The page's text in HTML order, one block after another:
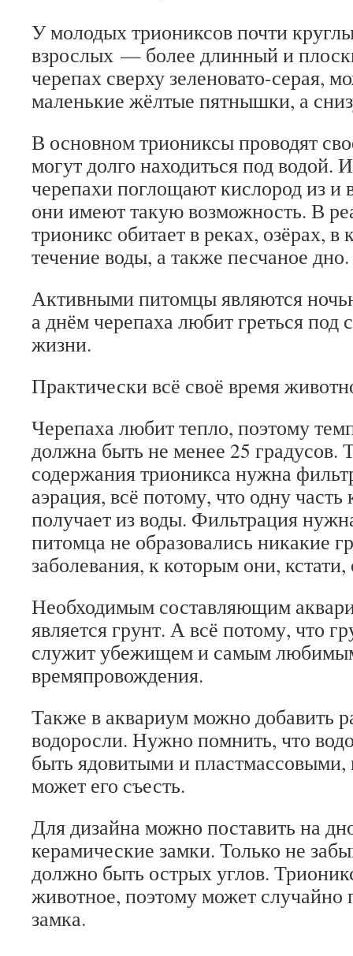
У молодых триониксов почти
взрослых — более длинный и
черепах сверху зеленовато-серая,
маленькие жёлтые пятнышки, а
В основном триониксы проводят
могут долго находиться под водой.
черепахи поглощают кислород из и
они имеют такую возможность. В
трионикс обитает в реках, озёрах,
течение воды, а также песчаное дно.
Активными питомцы являются
а днём черепаха любит греться под
жизни.
Практически всё своё время
Черепаха любит тепло, поэтому
должна быть не менее 25 градусов.
содержания трионикса нужна
аэрация, всё потому, что одну
получает из воды. Фильтрация
питомца не образовались никакие
заболевания, к которым они,
Необходимым составляющим
является грунт. А всё потому, что
служит убежищем и самым
времяпровождения.
Также в аквариум можно добавить
водоросли. Нужно помнить, что
быть ядовитыми и
может его съесть.
Для дизайна можно поставить на
керамические замки. Только не
должно быть острых углов.
животное, поэтому может случайно
замка.